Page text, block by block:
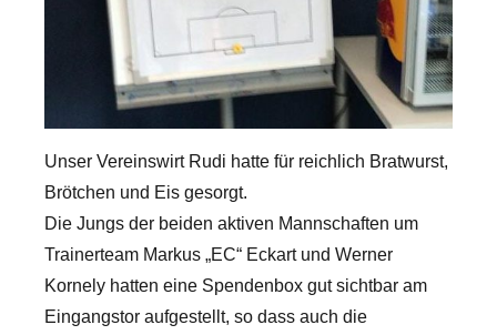
Unser Vereinswirt Rudi hatte für reichlich Bratwurst,
Brötchen und Eis gesorgt.
Die Jungs der beiden aktiven Mannschaften um
Trainerteam Markus „EC“ Eckart und Werner
Kornely hatten eine Spendenbox gut sichtbar am
Eingangstor aufgestellt, so dass auch die